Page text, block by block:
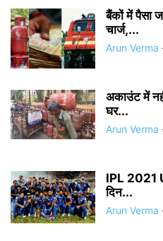
बैंकों में पैसा
चार्ज,...
Arun Verma
अकाउंट में
घर...
Arun Verma
IPL 2021
दिन...
Arun Verma